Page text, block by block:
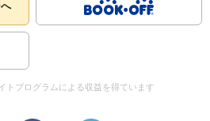
トプログラムによる収益を得ています